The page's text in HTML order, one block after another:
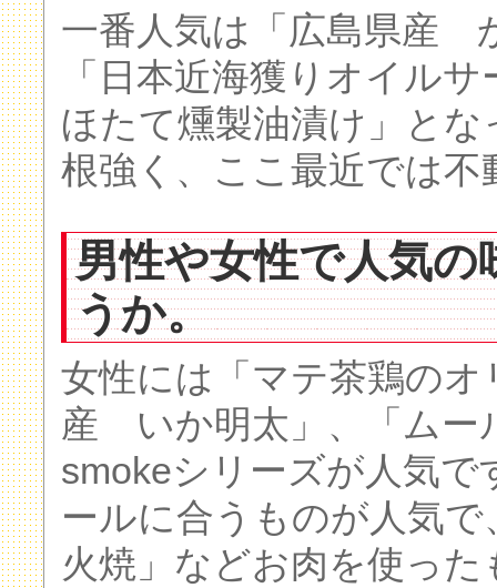
一番人気は「広島県産
「日本近海獲りオイル
ほたて燻製油漬け」と
根強く、ここ最近では
男性や女性で人気
うか。
女性には「マテ茶鶏の
産 いか明太」、「ムー
smokeシリーズが人気
ールに合うものが人気
火焼」などお肉を使っ